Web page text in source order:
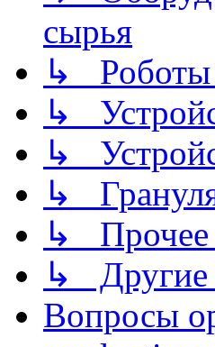
сырья
↳ Роботы
↳
↳
↳
↳ Прочее
↳ Другие
Вопросы